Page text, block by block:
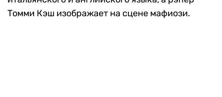
Томми Кэш изображает на сцене мафиози.